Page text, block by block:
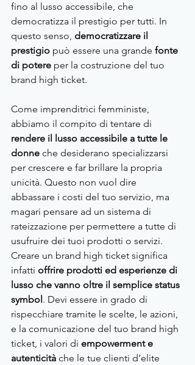
fino al lusso accessibile, che
democratizza il prestigio per tutti. In
questo senso, democratizzare il
prestigio può essere una grande fonte
di potere per la costruzione del tuo
brand high ticket.
Come imprenditrici femministe,
abbiamo il compito di tentare di
rendere il lusso accessibile a tutte le
donne che desiderano specializzarsi
per crescere e far brillare la propria
unicità. Questo non vuol dire
abbassare i costi del tuo servizio, ma
magari pensare ad un sistema di
rateizzazione per permettere a tutte di
usufruire dei tuoi prodotti o servizi.
Creare un brand high ticket significa
infatti offrire prodotti ed esperienze di
lusso che vanno oltre il semplice status
symbol . Devi essere in grado di
rispecchiare tramite le scelte, le azioni,
e la comunicazione del tuo brand high
ticket, i valori di empowerment e
autenticità che le tue clienti d’elite